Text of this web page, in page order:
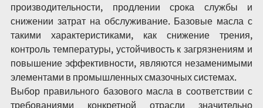
производительности, продлении срока службы и
снижении затрат на обслуживание. Базовые масла с
такими характеристиками, как снижение трения,
контроль температуры, устойчивость к загрязнениям и
повышение эффективности, являются незаменимыми
элементами в промышленных смазочных системах.
Выбор правильного базового масла в соответствии с
требованиями конкретной отрасли значительно